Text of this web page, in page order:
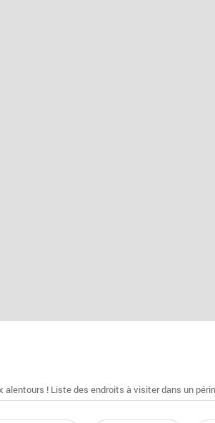
! Liste des endroits à visiter dans un